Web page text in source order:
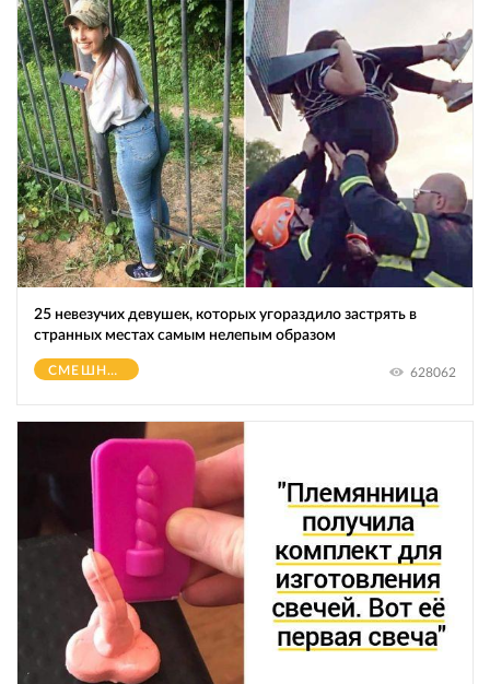
25 невезучих девушек, которых угораздило застрять в
странных местах самым нелепым образом
СМЕШНОЕ 628062